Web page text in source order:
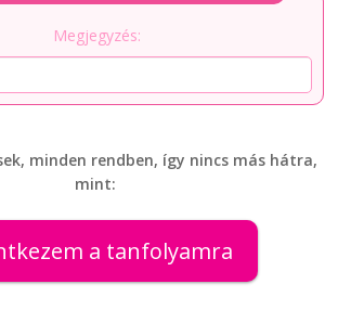
Megjegyzés:
minden rendben, így nincs más hátra,
mint:
a tanfolyamra